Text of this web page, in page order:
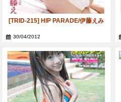
[TRID-215] HIP PARADE/伊藤えみ
30/04/2012